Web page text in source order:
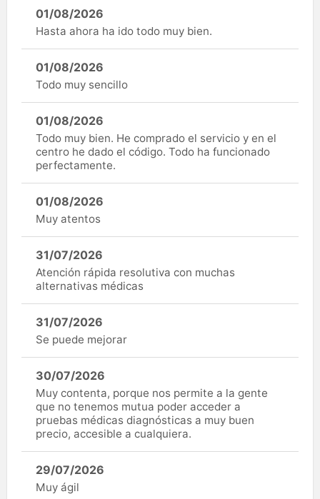
01/08/2026
Hasta ahora ha ido todo muy bien.
01/08/2026
Todo muy sencillo
01/08/2026
Todo muy bien. He comprado el servicio y en el
centro he dado el código. Todo ha funcionado
perfectamente.
01/08/2026
Muy atentos
31/07/2026
Atención rápida resolutiva con muchas
alternativas médicas
31/07/2026
Se puede mejorar
30/07/2026
Muy contenta, porque nos permite a la gente
que no tenemos mutua poder acceder a
pruebas médicas diagnósticas a muy buen
precio, accesible a cualquiera.
29/07/2026
Muy ágil